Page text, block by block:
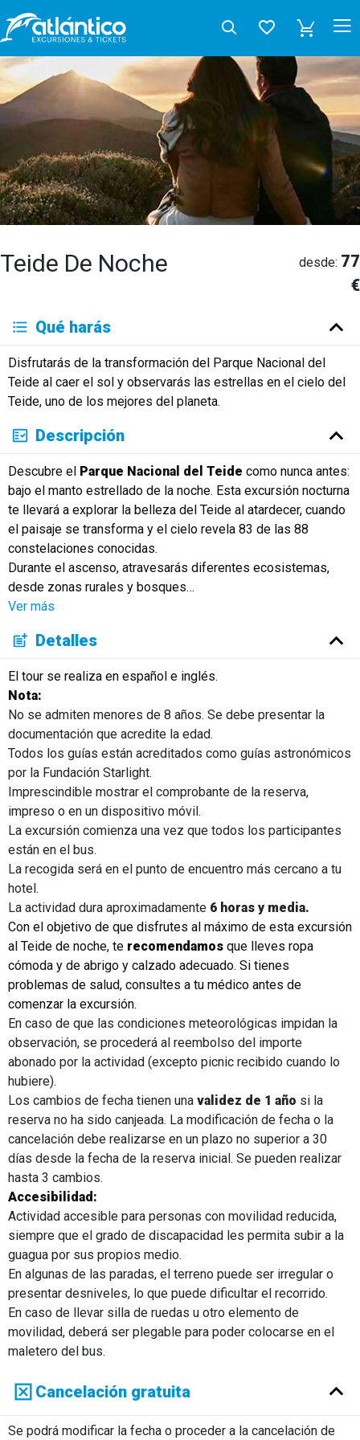
Teide De Noche desde: 77
€
Qué harás
Disfrutarás de la transformación del Parque Nacional del
Teide al caer el sol y observarás las estrellas en el cielo del
Teide, uno de los mejores del planeta.
Descripción
Descubre el Parque Nacional del Teide como nunca antes:
bajo el manto estrellado de la noche. Esta excursión nocturna
te llevará a explorar la belleza del Teide al atardecer, cuando
el paisaje se transforma y el cielo revela 83 de las 88
constelaciones conocidas.
Durante el ascenso, atravesarás diferentes ecosistemas,
desde zonas rurales y bosques…
Ver más
Detalles
El tour se realiza en español e inglés.
Nota:
No se admiten menores de 8 años. Se debe presentar la
documentación que acredite la edad.
Todos los guías están acreditados como guías astronómicos
por la Fundación Starlight.
Imprescindible mostrar el comprobante de la reserva,
impreso o en un dispositivo móvil.
La excursión comienza una vez que todos los participantes
están en el bus.
La recogida será en el punto de encuentro más cercano a tu
hotel.
La actividad dura aproximadamente 6 horas y media.
Con el objetivo de que disfrutes al máximo de esta excursión
al Teide de noche, te recomendamos que lleves ropa
cómoda y de abrigo y calzado adecuado. Si tienes
problemas de salud, consultes a tu médico antes de
comenzar la excursión.
En caso de que las condiciones meteorológicas impidan la
observación, se procederá al reembolso del importe
abonado por la actividad (excepto picnic recibido cuando lo
hubiere).
Los cambios de fecha tienen una validez de 1 año si la
reserva no ha sido canjeada. La modificación de fecha o la
cancelación debe realizarse en un plazo no superior a 30
días desde la fecha de la reserva inicial. Se pueden realizar
hasta 3 cambios.
Accesibilidad:
Actividad accesible para personas con movilidad reducida,
siempre que el grado de discapacidad les permita subir a la
guagua por sus propios medio.
En algunas de las paradas, el terreno puede ser irregular o
presentar desniveles, lo que puede dificultar el recorrido.
En caso de llevar silla de ruedas u otro elemento de
movilidad, deberá ser plegable para poder colocarse en el
maletero del bus.
Cancelación gratuita
Se podrá modificar la fecha o proceder a la cancelación de